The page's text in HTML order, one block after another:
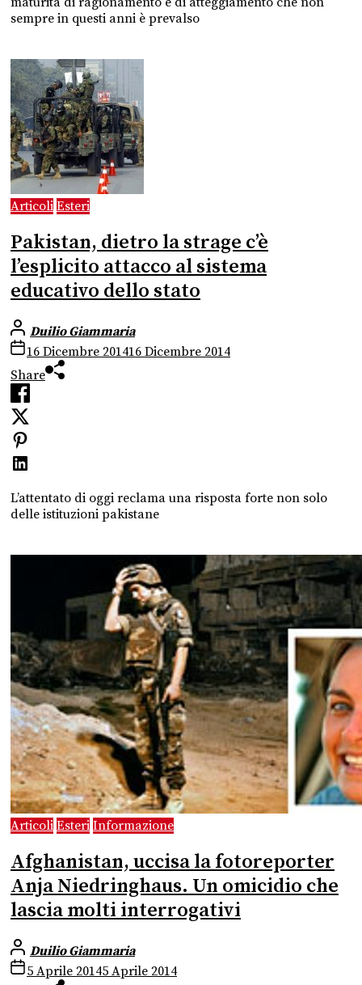
sempre in questi anni è prevalso
Articoli Esteri
Pakistan, dietro la strage c’è
l’esplicito attacco al sistema
educativo dello stato
Duilio Giammaria
16 Dicembre 201416 Dicembre 2014
Share
L’attentato di oggi reclama una risposta forte non solo
delle istituzioni pakistane
Articoli Esteri Informazione
Afghanistan, uccisa la fotoreporter
Anja Niedringhaus. Un omicidio che
lascia molti interrogativi
Duilio Giammaria
5 Aprile 20145 Aprile 2014